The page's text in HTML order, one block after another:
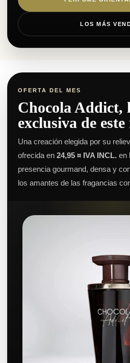
LOS MÁS
OFERTA DEL MES
Chocola Addict,
exclusiva de este
Una creación elegida por su
ofrecida en 24,95 ¤ IVA INCL. en
presencia gourmand, densa y
los amantes de las fragancias